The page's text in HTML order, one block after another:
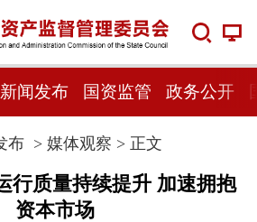
新闻发布 国资监管 政务公开
布> 媒体观察 > 正文
行质量持续提升 加速拥抱
资本市场